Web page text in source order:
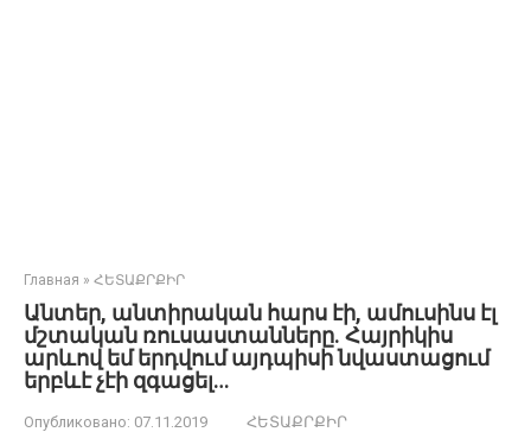
Главная » ՀԵՏԱՔՐՔԻՐ
Անտեր, անտիրական հարս էի, ամուսինս էլ
մշտական ռուսաստանները. Հայրիկիս
արևով եմ երդվում այդպիսի նվաստացում
երբևէ չէի զգացել…
Опубликовано: 07.11.2019 ՀԵՏԱՔՐՔԻՐ